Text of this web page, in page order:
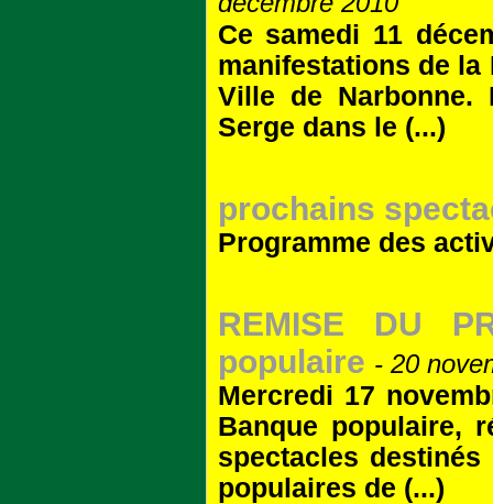
Ce samedi 11
manifestations de la
Ville de Narbonne.
Serge dans le (...)
prochains
Programme des
REMISE DU
populaire - 20
Mercredi 17
Banque populaire,
spectacles
populaires de (...)